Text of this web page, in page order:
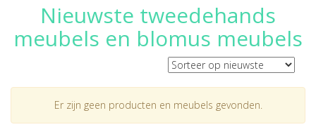
Nieuwste tweedehands
meubels en blomus meubels
Er zijn geen producten en meubels gevonden.